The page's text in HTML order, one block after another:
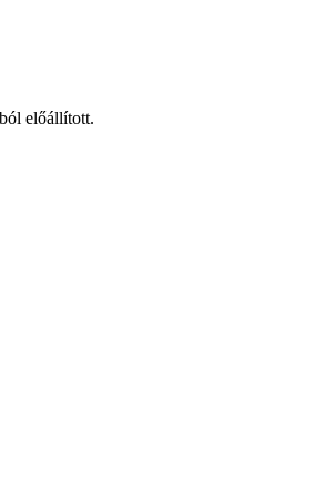
előállított.